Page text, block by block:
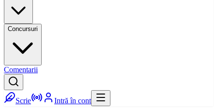
Concursuri
Comentarii
Scrie Intră în cont